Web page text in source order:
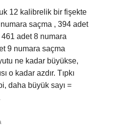
12 kalibrelik bir fişekte
saçma , 394 adet
adet 8 numara
9 numara saçma
ne kadar büyükse,
o kadar azdır. Tıpkı
daha büyük sayı =